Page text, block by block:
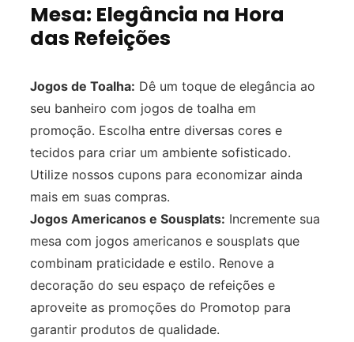
Mesa: Elegância na Hora
das Refeições
Jogos de Toalha: Dê um toque de elegância ao
seu banheiro com jogos de toalha em
promoção. Escolha entre diversas cores e
tecidos para criar um ambiente sofisticado.
Utilize nossos cupons para economizar ainda
mais em suas compras.
Jogos Americanos e Sousplats: Incremente sua
mesa com jogos americanos e sousplats que
combinam praticidade e estilo. Renove a
decoração do seu espaço de refeições e
aproveite as promoções do Promotop para
garantir produtos de qualidade.